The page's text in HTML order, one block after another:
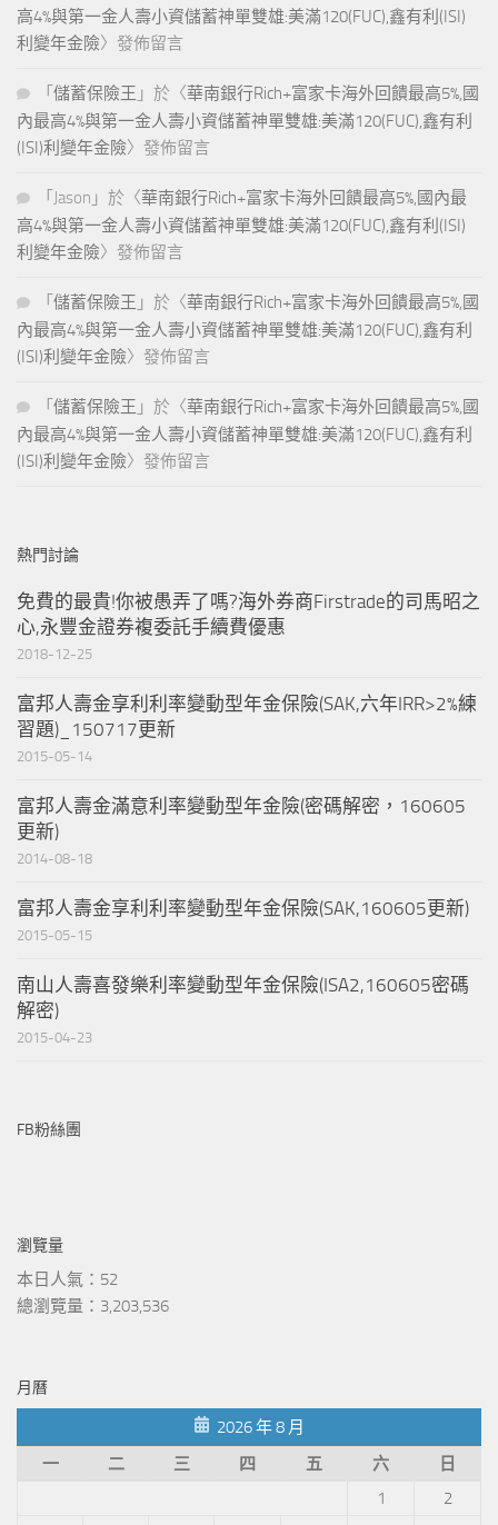
高4%與第一金人壽小資儲蓄神單雙雄:美滿120(FUC),鑫有利(ISI)
利變年金險〉發佈留言
「 儲蓄保險王 」於〈華南銀行Rich+富家卡海外回饋最高5%,國
內最高4%與第一金人壽小資儲蓄神單雙雄:美滿120(FUC),鑫有利
(ISI)利變年金險〉發佈留言
「 Jason 」於〈華南銀行Rich+富家卡海外回饋最高5%,國內最
高4%與第一金人壽小資儲蓄神單雙雄:美滿120(FUC),鑫有利(ISI)
利變年金險〉發佈留言
「 儲蓄保險王 」於〈華南銀行Rich+富家卡海外回饋最高5%,國
內最高4%與第一金人壽小資儲蓄神單雙雄:美滿120(FUC),鑫有利
(ISI)利變年金險〉發佈留言
「 儲蓄保險王 」於〈華南銀行Rich+富家卡海外回饋最高5%,國
內最高4%與第一金人壽小資儲蓄神單雙雄:美滿120(FUC),鑫有利
(ISI)利變年金險〉發佈留言
熱門討論
免費的最貴!你被愚弄了嗎?海外券商Firstrade的司馬昭之
心,永豐金證券複委託手續費優惠
2018-12-25
富邦人壽金享利利率變動型年金保險(SAK,六年IRR>2%練
習題)_150717更新
2015-05-14
富邦人壽金滿意利率變動型年金險(密碼解密，160605
更新)
2014-08-18
富邦人壽金享利利率變動型年金保險(SAK,160605更新)
2015-05-15
南山人壽喜發樂利率變動型年金保險(ISA2,160605密碼
解密)
2015-04-23
FB粉絲團
瀏覽量
本日人氣：52
總瀏覽量：3,203,536
月曆
2026 年 8 月
一
二 三 四 五 六
日
1
2